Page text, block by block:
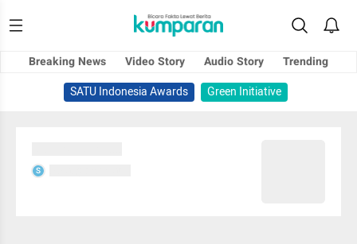
Breaking News Video Story Audio Story
Trending
SATU Indonesia Awards
Green Initiative
S